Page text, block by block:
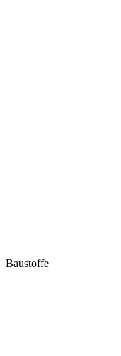
Baustoffe